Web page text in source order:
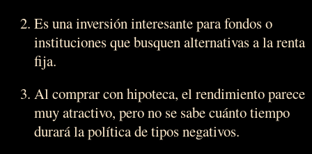
Es una inversión interesante para fondos o
instituciones que busquen alternativas a la renta
fija.
Al comprar con hipoteca, el rendimiento parece
muy atractivo, pero no se sabe cuánto tiempo
durará la política de tipos negativos.